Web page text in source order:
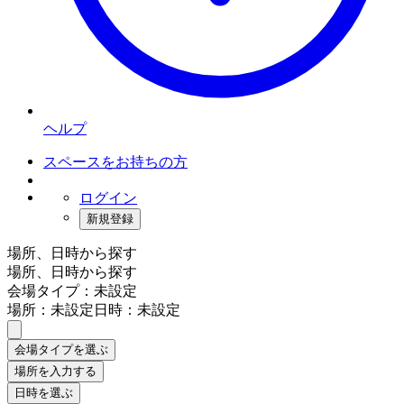
ヘルプ
スペースをお持ちの方
ログイン
新規登録
場所、日時から探す
場所、日時から探す
会場タイプ：未設定
場所：未設定日時：未設定
会場タイプを選ぶ
場所を入力する
日時を選ぶ